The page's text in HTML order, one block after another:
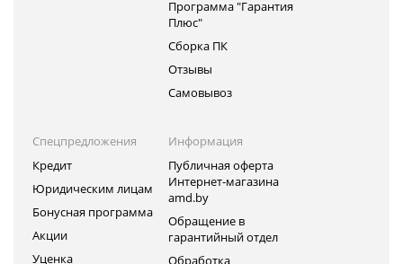
Программа "Гарантия
Плюс"
Сборка ПК
Отзывы
Самовывоз
Спецпредложения
Кредит
Юридическим лицам
Бонусная программа
Акции
Уценка
Информация
Публичная оферта
Интернет-магазина
amd.by
Обращение в
гарантийный отдел
Обработка